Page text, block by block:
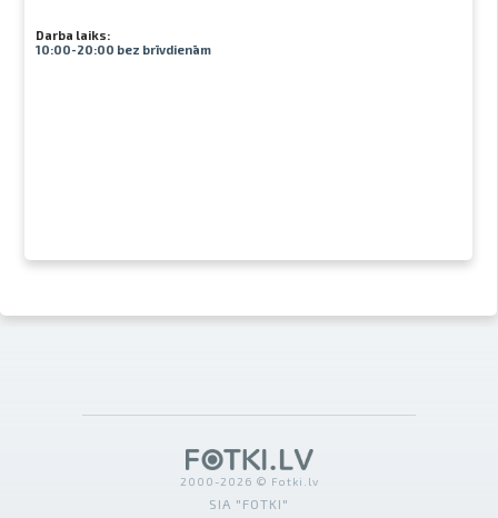
Darba laiks:
10:00-20:00 bez brīvdienām
2000-2026 © Fotki.lv
SIA "FOTKI"